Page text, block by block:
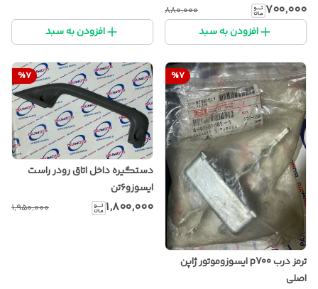
۷۰۰٬۰۰۰ ۸۸۰٬۰۰۰
افزودن به سبد افزودن به سبد
%7
ترمز درب p700 ایسوزوموتور ژاپن
اصلی
%7
دستگیره داخل اتاق رودر راست
ایسوزو۶تن
۱٬۸۰۰٬۰۰۰ ۱٬۹۵۰٬۰۰۰